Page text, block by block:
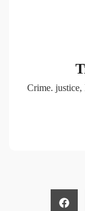
Crime. justice,